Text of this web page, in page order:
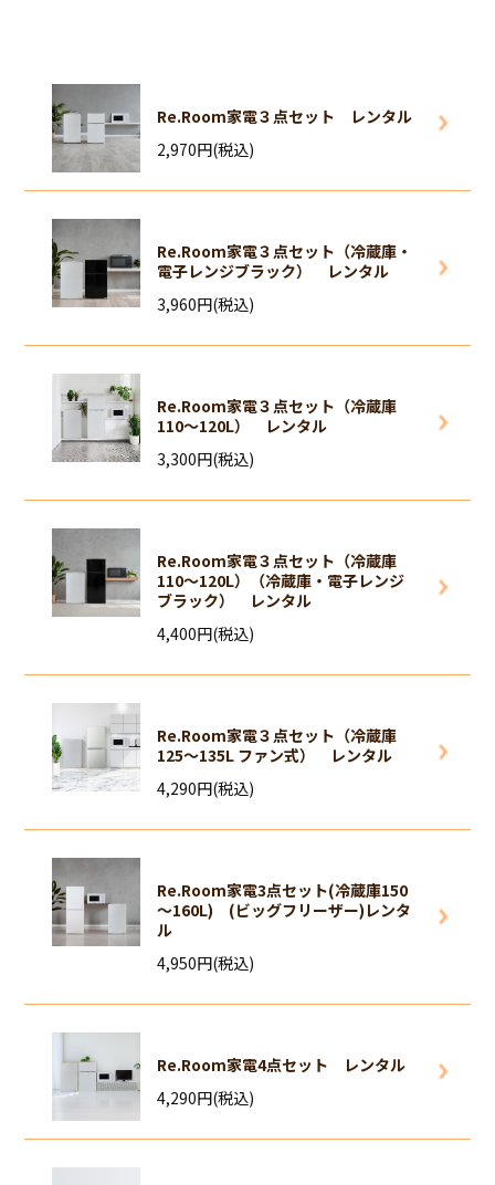
Re.Room家電３点セット レンタル
2,970円(税込)
Re.Room家電３点セット（冷蔵庫・
電子レンジブラック） レンタル
3,960円(税込)
Re.Room家電３点セット（冷蔵庫
110～120L） レンタル
3,300円(税込)
Re.Room家電３点セット（冷蔵庫
110～120L）（冷蔵庫・電子レンジ
ブラック） レンタル
4,400円(税込)
Re.Room家電３点セット（冷蔵庫
125～135L ファン式） レンタル
4,290円(税込)
Re.Room家電3点セット(冷蔵庫150
～160L) (ビッグフリーザー)レンタ
ル
4,950円(税込)
Re.Room家電4点セット レンタル
4,290円(税込)